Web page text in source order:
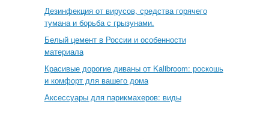
Дезинфекция от вирусов, средства горячего
тумана и борьба с грызунами.
Белый цемент в России и особенности
материала
Красивые дорогие диваны от Kalibroom: роскошь
и комфорт для вашего дома
Аксессуары для парикмахеров: виды